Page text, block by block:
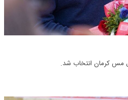
مس کرمان انتخاب شد.